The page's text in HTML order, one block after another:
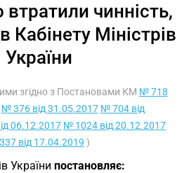
чинність,
Кабінету Міністрів
України
згідно з Постановами КМ № 718
№ 376 від 31.05.2017 № 704 від
06.12.2017 № 1024 від 20.12.2017
від 17.04.2019 )
України постановляє: